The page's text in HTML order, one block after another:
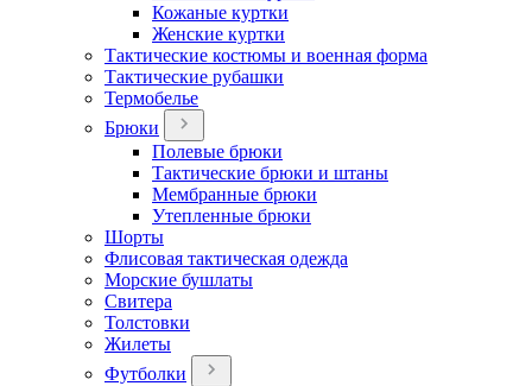
Кожаные куртки
Женские куртки
Тактические костюмы и военная форма
Тактические рубашки
Термобелье
Брюки
Полевые брюки
Тактические брюки и штаны
Мембранные брюки
Утепленные брюки
Шорты
Флисовая тактическая одежда
Морские бушлаты
Свитера
Толстовки
Жилеты
Футболки